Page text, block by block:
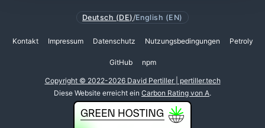
Deutsch (DE) /English (EN)
Kontakt Impressum Datenschutz Nutzungsbedingungen Petroly
GitHub npm
Copyright © 2022-2026 David Pertiller | pertiller.tech
Diese Website erreicht ein Carbon Rating von A.